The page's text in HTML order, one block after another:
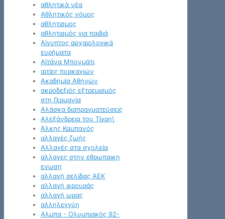
αθλητικά νέα
Αθλητικός νόμος
αθλητισμος
αθλητισμός για παιδιά
Αίγυπτος αρχαιολογικά
ευρήματα
Αϊτάνα Μπονμάτι
αιτίες πυρκαγιών
Ακαδημία Αθηνών
ακροδεξιός εξτρεμισμός
στη Γερμανία
Αλάσκα διαπραγματεύσεις
Αλεξάνδρεια του Τίγρη\
Άλκης Καμπανός
αλλαγές ζωής
Αλλαγές στα σχολεία
αλλαγες στην εθρωπαικη
ενωση
αλλαγή σελίδας ΑΕΚ
αλλαγή φρουράς
αλλαγή ωρας
αλληλεγγύη
Αλμπα - Ολυμπιακός 92-